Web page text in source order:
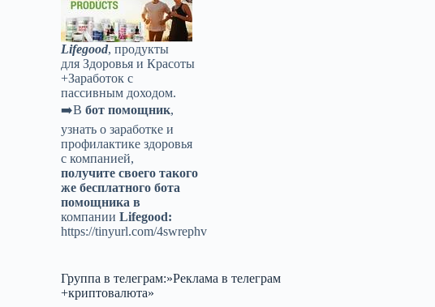
Lifegood, продукты
для Здоровья и Красоты
+Заработок с
пассивным доходом.
➡️Вбот помощник,
узнать о заработке и
профилактике здоровья
с компанией,
получите своего такого
же бесплатного бота
помощника в
компанииLifegood:
https://tinyurl.com/4swrephv
Группа в телеграм:»Реклама в телеграм
+криптовалюта»